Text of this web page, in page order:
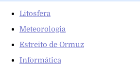
Litosfera
Meteorologia
Estreito de Ormuz
Informática